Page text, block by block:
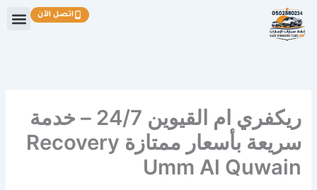
تخطي
إلى
المحتوى
اتصل الآن
ريكفري ام القيوين 24/7 – خدمة
سريعة بأسعار ممتازة Recovery
Umm Al Quwain